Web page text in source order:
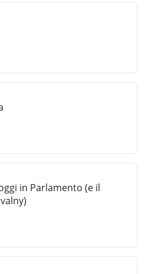
in Parlamento (e il